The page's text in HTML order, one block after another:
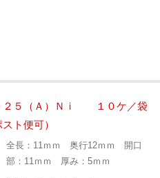
２５（Ａ）Ｎｉ １０ケ／袋
ト便可）
全長：11ｍｍ 奥行12ｍｍ 開口
部：11ｍｍ 厚み：5ｍｍ